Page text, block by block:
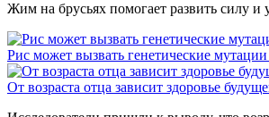
Жим на брусьях помогает развить силу
Рис может вызвать генетические
От возраста отца зависит здоровье